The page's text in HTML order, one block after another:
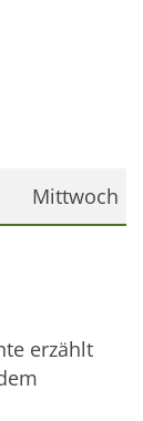
Mittwoch
erzählt